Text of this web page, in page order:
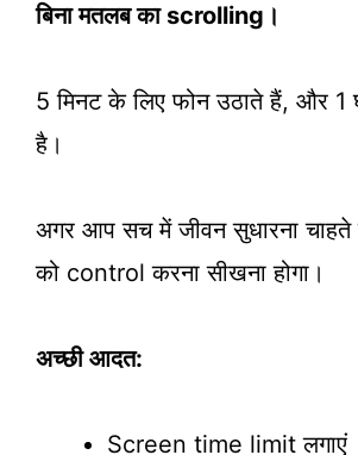
बिना मतलब का scrolling।
5 मिनट के लिए फोन उठाते हैं, और 1
है।
अगर आप सच में जीवन सुधारना चाहते
को control करना सीखना होगा।
अच्छी आदत:
Screen time limit लगाएं